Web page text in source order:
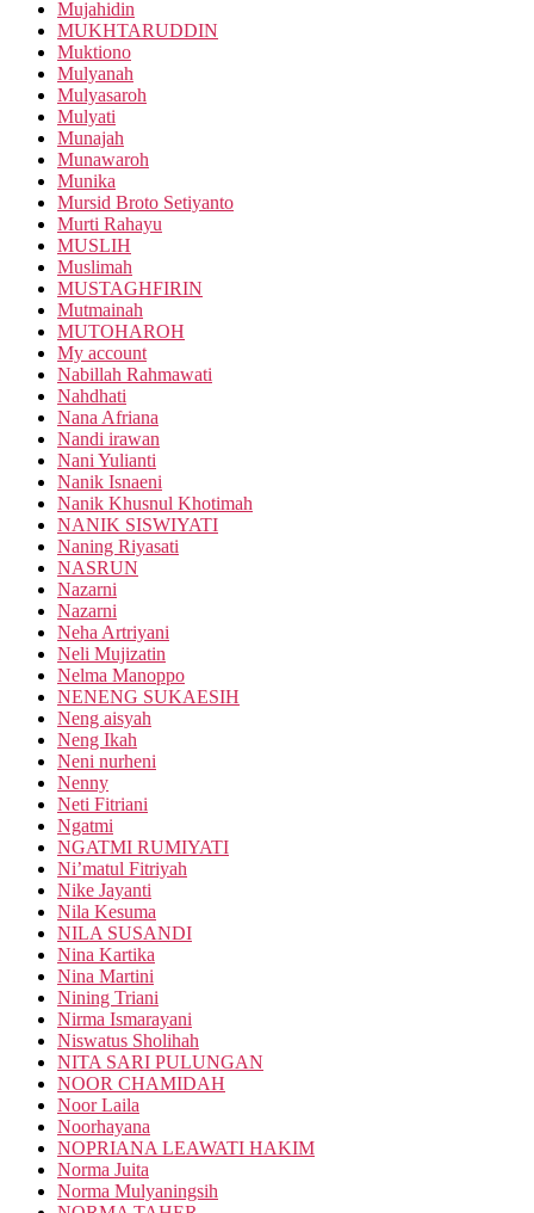
Mujahidin
MUKHTARUDDIN
Muktiono
Mulyanah
Mulyasaroh
Mulyati
Munajah
Munawaroh
Munika
Mursid Broto Setiyanto
Murti Rahayu
MUSLIH
Muslimah
MUSTAGHFIRIN
Mutmainah
MUTOHAROH
My account
Nabillah Rahmawati
Nahdhati
Nana Afriana
Nandi irawan
Nani Yulianti
Nanik Isnaeni
Nanik Khusnul Khotimah
NANIK SISWIYATI
Naning Riyasati
NASRUN
Nazarni
Nazarni
Neha Artriyani
Neli Mujizatin
Nelma Manoppo
NENENG SUKAESIH
Neng aisyah
Neng Ikah
Neni nurheni
Nenny
Neti Fitriani
Ngatmi
NGATMI RUMIYATI
Ni’matul Fitriyah
Nike Jayanti
Nila Kesuma
NILA SUSANDI
Nina Kartika
Nina Martini
Nining Triani
Nirma Ismarayani
Niswatus Sholihah
NITA SARI PULUNGAN
NOOR CHAMIDAH
Noor Laila
Noorhayana
NOPRIANA LEAWATI HAKIM
Norma Juita
Norma Mulyaningsih